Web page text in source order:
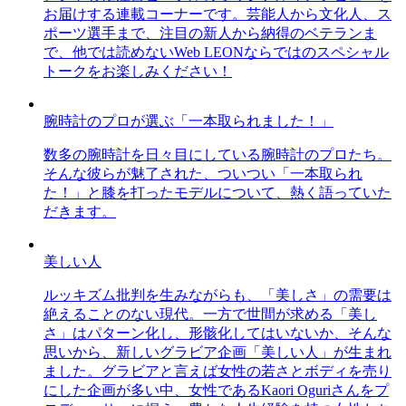
お届けする連載コーナーです。芸能人から文化人、ス
ポーツ選手まで、注目の新人から納得のベテランま
で、他では読めないWeb LEONならではのスペシャル
トークをお楽しみください！
腕時計のプロが選ぶ「一本取られました！」
数多の腕時計を日々目にしている腕時計のプロたち。
そんな彼らが魅了された、ついつい「一本取られ
た！」と膝を打ったモデルについて、熱く語っていた
だきます。
美しい人
ルッキズム批判を生みながらも、「美しさ」の需要は
絶えることのない現代。一方で世間が求める「美し
さ」はパターン化し、形骸化してはいないか、そんな
思いから、新しいグラビア企画「美しい人」が生まれ
ました。グラビアと言えば女性の若さとボディを売り
にした企画が多い中、女性であるKaori Oguriさんをプ